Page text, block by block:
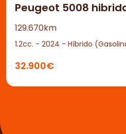
Peugeot 5008
129.670km
1.2cc. - 2024 - Híbrido
32.900€